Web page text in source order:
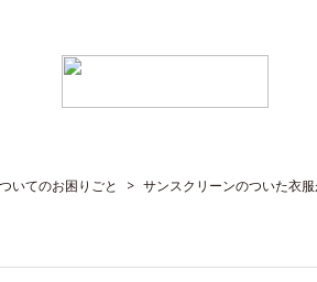
いてのお困りごと > サンスクリーンのついた衣